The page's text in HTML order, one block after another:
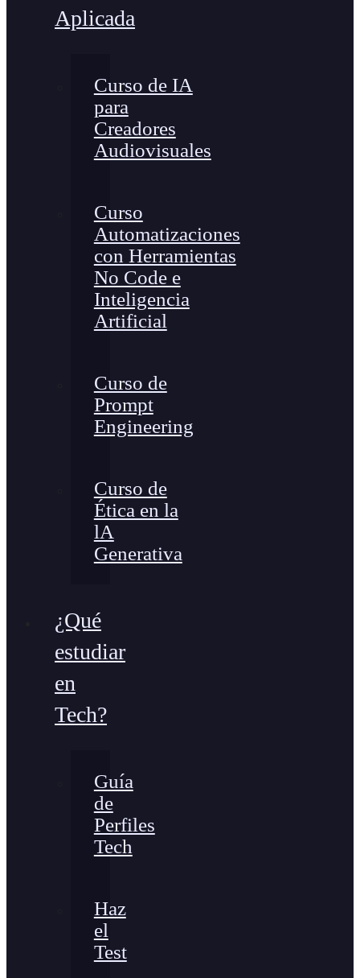
Aplicada
Curso de IA
para
Creadores
Audiovisuales
Curso
Automatizaciones
con Herramientas
No Code e
Inteligencia
Artificial
Curso de
Prompt
Engineering
Curso de
Ética en la
lA
Generativa
¿Qué
estudiar
en
Tech?
Guía
de
Perfiles
Tech
Haz
el
Test